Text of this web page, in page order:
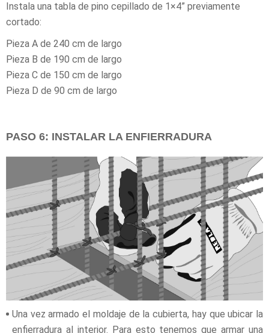
Instala una tabla de pino cepillado de 1×4” previamente
cortado:
Pieza A de 240 cm de largo
Pieza B de 190 cm de largo
Pieza C de 150 cm de largo
Pieza D de 90 cm de largo
PASO 6: INSTALAR LA ENFIERRADURA
Una vez armado el moldaje de la cubierta, hay que ubicar la
enfierradura al interior. Para esto tenemos que armar una